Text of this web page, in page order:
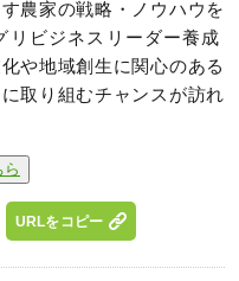
農家の戦略・ノウハウを
リビジネスリーダー養成
や地域創生に関心のある
取り組むチャンスが訪れ
ら
URLをコピー